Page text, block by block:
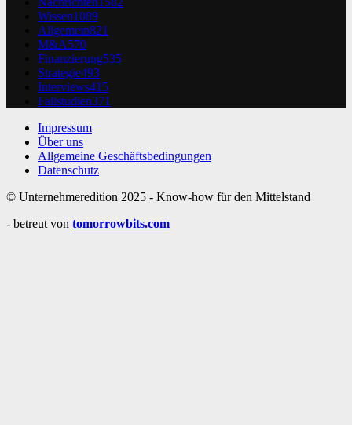
Wissen1089
Allgemein821
M&A570
Finanzierung535
Strategie493
Interviews415
Fallstudien371
Impressum
Über uns
Allgemeine Geschäftsbedingungen
Datenschutz
© Unternehmeredition 2025 - Know-how für den Mittelstand
- betreut von tomorrowbits.com